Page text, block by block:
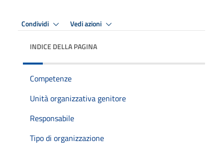
Condividi Vedi azioni
INDICE DELLA PAGINA
Competenze
Unità organizzativa genitore
Responsabile
Tipo di organizzazione